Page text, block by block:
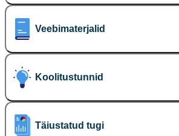
Veebimaterjalid
Koolitustunnid
Täiustatud tugi